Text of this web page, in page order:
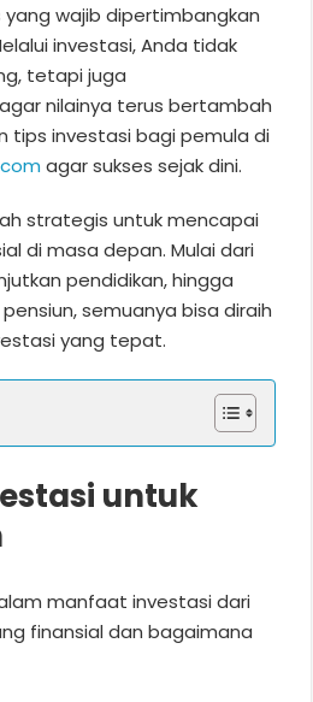
wajib dipertimbangkan
investasi, Anda tidak
tetapi juga
nilainya terus bertambah
tips investasi bagi pemula di
agar sukses sejak dini.
strategis untuk mencapai
di masa depan. Mulai dari
pendidikan, hingga
semuanya bisa diraih
yang tepat.
untuk
manfaat investasi dari
finansial dan bagaimana